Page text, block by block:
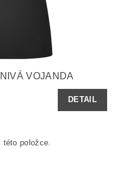
VOJANDA
DETAIL
položce.